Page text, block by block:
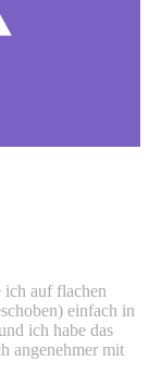
auf flachen
einfach in
ich habe das
angenehmer mit